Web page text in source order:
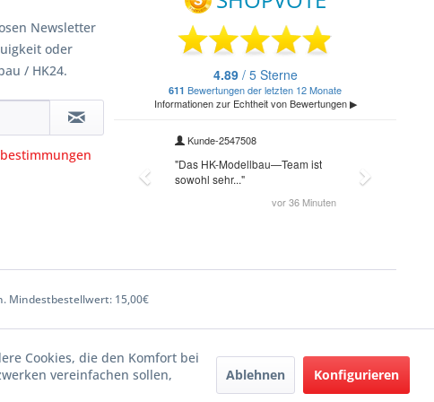
Newsletter
oder
/ HK24.
Mindestbestellwert: 15,00€
Cookies, die den Komfort bei
vereinfachen sollen,
Ablehnen Konfigurieren